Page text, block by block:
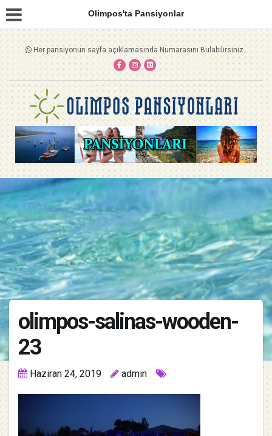
Olimpos'ta Pansiyonlar
Her pansiyonun sayfa açıklamasında Numarasını Bulabilirsiniz..
olimpos-salinas-wooden-
23
Haziran 24, 2019 admin